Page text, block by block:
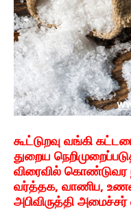
கூட்டுறவு வங்கி
துறைய
விரைவில் கொண்டுவர
வர்த்தக, வாணிப,
அபிவிருத்தி